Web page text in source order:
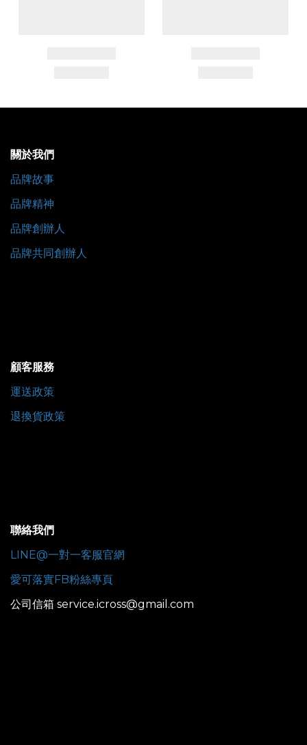
關於我們
品牌故事
品牌精神
品牌創辦人
品牌共同創辦人
顧客服務
運送政策
退換貨政策
聯絡我們
LINE@一對一客服官網
愛可落實FB粉絲專頁
公司信箱 service.icross@gmail.com